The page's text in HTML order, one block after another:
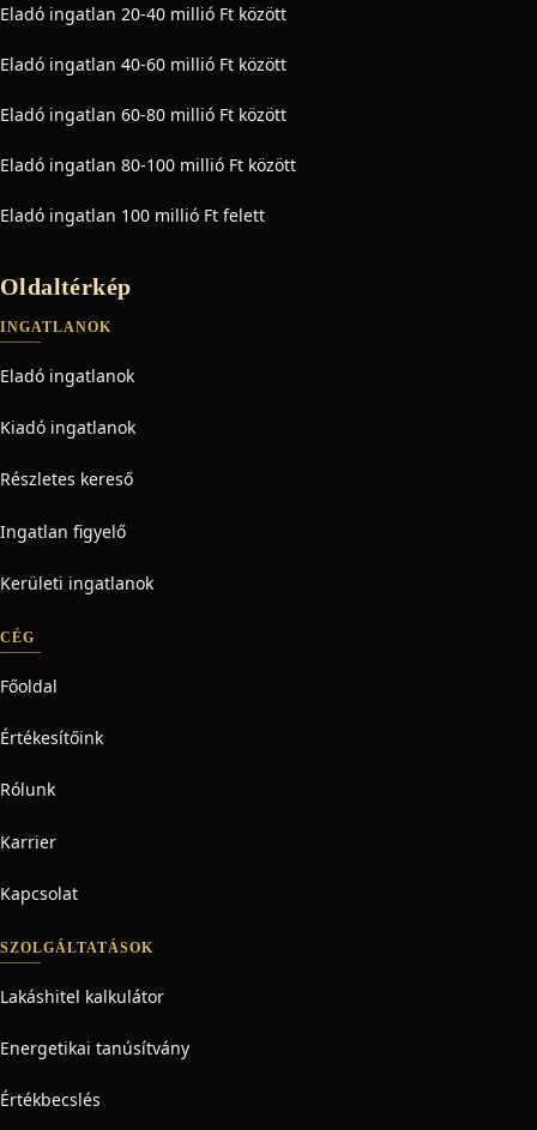
Eladó ingatlan 20-40 millió Ft között
Eladó ingatlan 40-60 millió Ft között
Eladó ingatlan 60-80 millió Ft között
Eladó ingatlan 80-100 millió Ft között
Eladó ingatlan 100 millió Ft felett
Oldaltérkép
INGATLANOK
Eladó ingatlanok
Kiadó ingatlanok
Részletes kereső
Ingatlan figyelő
Kerületi ingatlanok
CÉG
Főoldal
Értékesítőink
Rólunk
Karrier
Kapcsolat
SZOLGÁLTATÁSOK
Lakáshitel kalkulátor
Energetikai tanúsítvány
Értékbecslés